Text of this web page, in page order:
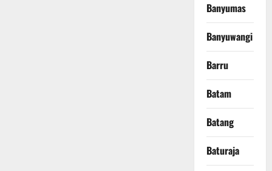
Banyumas
Banyuwangi
Barru
Batam
Batang
Baturaja